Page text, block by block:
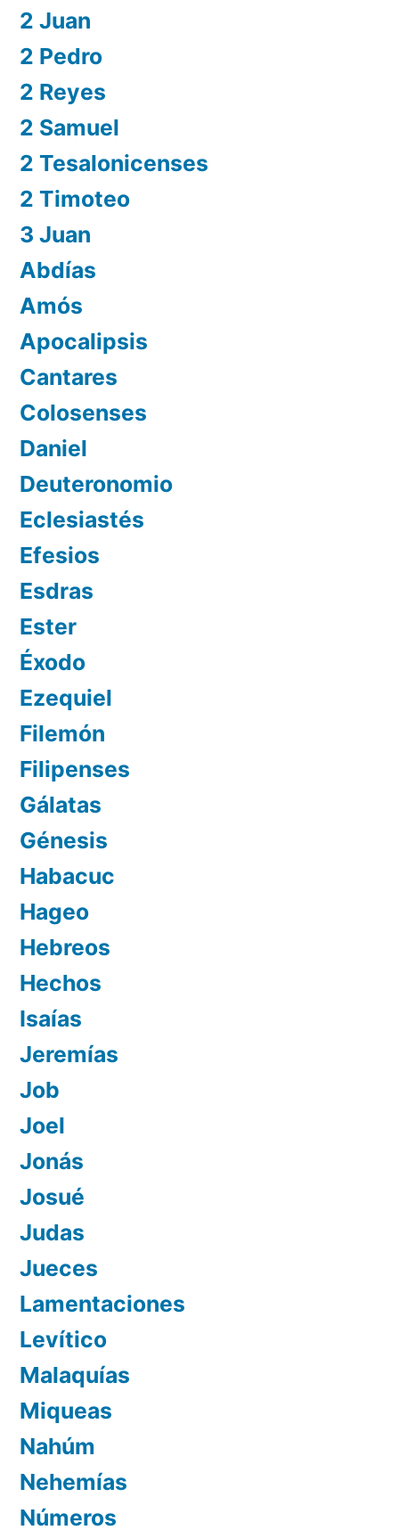
2 Juan
2 Pedro
2 Reyes
2 Samuel
2 Tesalonicenses
2 Timoteo
3 Juan
Abdías
Amós
Apocalipsis
Cantares
Colosenses
Daniel
Deuteronomio
Eclesiastés
Efesios
Esdras
Ester
Éxodo
Ezequiel
Filemón
Filipenses
Gálatas
Génesis
Habacuc
Hageo
Hebreos
Hechos
Isaías
Jeremías
Job
Joel
Jonás
Josué
Judas
Jueces
Lamentaciones
Levítico
Malaquías
Miqueas
Nahúm
Nehemías
Números